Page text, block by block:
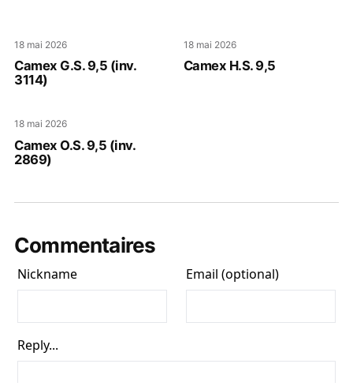
18 mai 2026
Camex G.S. 9,5 (inv.
3114)
18 mai 2026
Camex H.S. 9,5
18 mai 2026
Camex O.S. 9,5 (inv.
2869)
Commentaires